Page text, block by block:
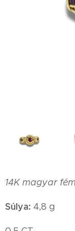
14K magyar
Súlya: 4,8 g